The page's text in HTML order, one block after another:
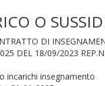
O
DI
DEL 18/09/2023
incarichi insegnamento